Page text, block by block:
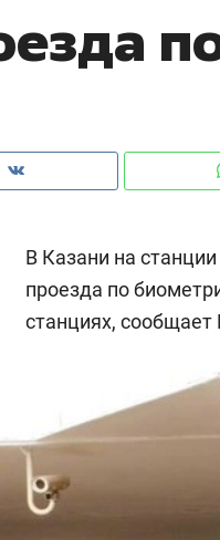
В Казани на
проезда по
станциях,
чем интересен
ГРУПП» и ВТБ
оазис жилого
под Казанью